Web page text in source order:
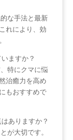
な手法と最新
れにより、効
ますか？
特にクマに悩
治癒力を高め
もおすすめで
ありますか？
が大切です。